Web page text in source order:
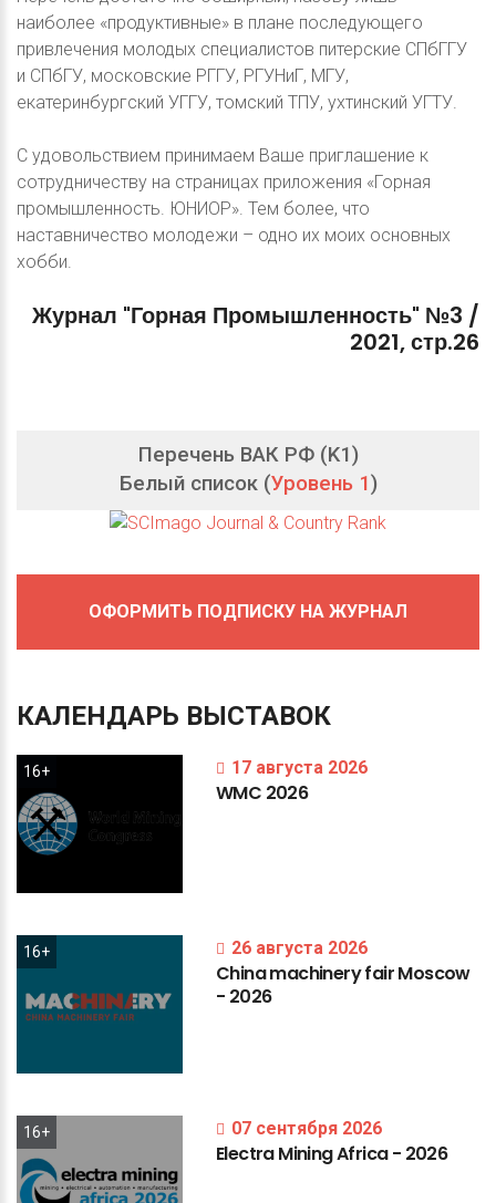
наиболее «продуктивные» в плане последующего
привлечения молодых специалистов питерские СПбГГУ
и СПбГУ, московские РГГУ, РГУНиГ, МГУ,
екатеринбургский УГГУ, томский ТПУ, ухтинский УГТУ.
С удовольствием принимаем Ваше приглашение к
сотрудничеству на страницах приложения «Горная
промышленность. ЮНИОР». Тем более, что
наставничество молодежи – одно их моих основных
хобби.
Журнал "Горная Промышленность" №3 /
2021,стр.26
Перечень ВАК РФ (K1)
Белый список (Уровень 1)
ОФОРМИТЬ ПОДПИСКУ НА ЖУРНАЛ
КАЛЕНДАРЬ ВЫСТАВОК
16+ 17 августа 2026
WMC 2026
16+ 26 августа 2026
ChinamachineryfairMoscow
- 2026
16+ 07 сентября 2026
ElectraMiningAfrica- 2026